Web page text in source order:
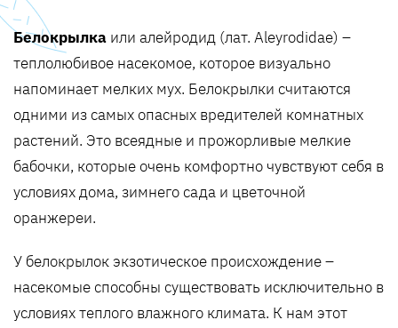
Белокрылка или алейродид (лат. Aleyrodidae) –
теплолюбивое насекомое, которое визуально
напоминает мелких мух. Белокрылки считаются
одними из самых опасных вредителей комнатных
растений. Это всеядные и прожорливые мелкие
бабочки, которые очень комфортно чувствуют себя в
условиях дома, зимнего сада и цветочной
оранжереи.
У белокрылок экзотическое происхождение –
насекомые способны существовать исключительно в
условиях теплого влажного климата. К нам этот